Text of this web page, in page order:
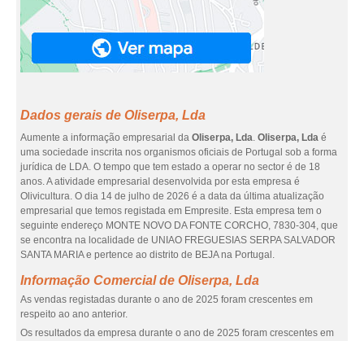
Dados gerais de Oliserpa, Lda
Aumente a informação empresarial da Oliserpa, Lda. Oliserpa, Lda é
uma sociedade inscrita nos organismos oficiais de Portugal sob a forma
jurídica de LDA. O tempo que tem estado a operar no sector é de 18
anos. A atividade empresarial desenvolvida por esta empresa é
Olivicultura. O dia 14 de julho de 2026 é a data da última atualização
empresarial que temos registada em Empresite. Esta empresa tem o
seguinte endereço MONTE NOVO DA FONTE CORCHO, 7830-304, que
se encontra na localidade de UNIAO FREGUESIAS SERPA SALVADOR
SANTA MARIA e pertence ao distrito de BEJA na Portugal.
Informação Comercial de Oliserpa, Lda
As vendas registadas durante o ano de 2025 foram crescentes em
respeito ao ano anterior.
Os resultados da empresa durante o ano de 2025 foram crescentes em